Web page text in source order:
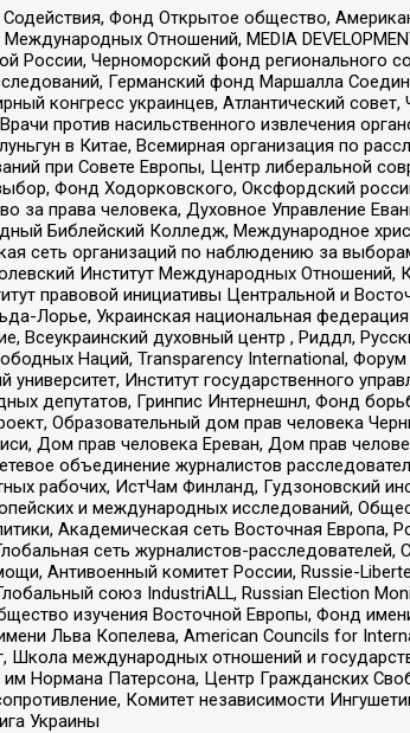
Фонд Открытое общество,
Отношений, MEDIA
России, Черноморский фонд регионального
Германский фонд Маршалла
конгресс украинцев, Атлантический совет,
против насильственного извлечения
в Китае, Всемирная организация по
при Совете Европы, Центр либеральной
Фонд Ходорковского, Оксфордский
права человека, Духовное Управление
Библейский Колледж, Международное
сеть организаций по наблюдению за
Институт Международных
правовой инициативы Центральной и
Лорье, Украинская национальная
духовный центр , Риддл,
Наций, Transparеncy International,
Институт государственного
депутатов, Гринпис Интернешнл, Фонд
Образовательный дом прав человека
Дом прав человека Ереван, Дом прав
объединение журналистов
рабочих, ИстЧам Финланд, Гудзоновский
и международных исследований,
Академическая сеть Восточная Европа,
сеть журналистов-
Антивоенный комитет России, Russie-
союз IndustriALL, Russian Election
изучения Восточной Европы, Фонд
Льва Копелева, American Councils for
международных отношений и
Нормана Патерсона, Центр Гражданских
Комитет независимости
Украины